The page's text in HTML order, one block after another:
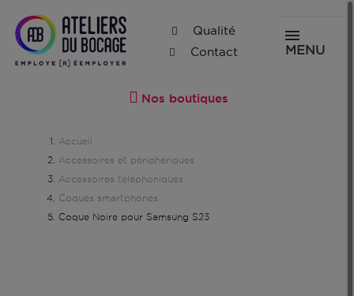
Qualité
Contact
MENU
Nos boutiques
Accueil
Accessoires et périphériques
Accessoires téléphoniques
Coques smartphones
Coque Noire pour Samsung S23